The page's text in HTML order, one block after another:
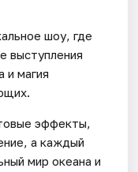
шоу, где
выступления
и магия
эффекты,
а каждый
мир океана и